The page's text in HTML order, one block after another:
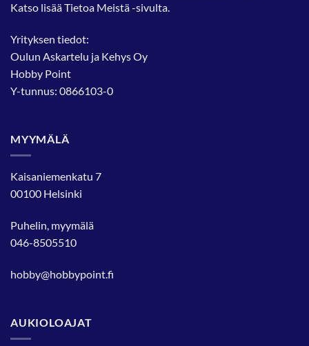
Katso lisääTietoa Meistä-sivulta.
Yrityksen tiedot:
Oulun Askartelu ja Kehys Oy
Hobby Point
Y-tunnus: 0866103-0
MYYMÄLÄ
Kaisaniemenkatu 7
00100 Helsinki
Puhelin, myymälä
046-8505510
hobby@hobbypoint.fi
AUKIOLOAJAT